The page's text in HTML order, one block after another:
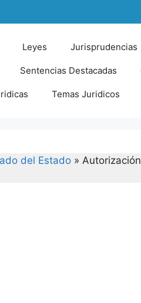
Leyes Jurisprudencias
Sentencias Destacadas
Temas Juridicos
del Estado »